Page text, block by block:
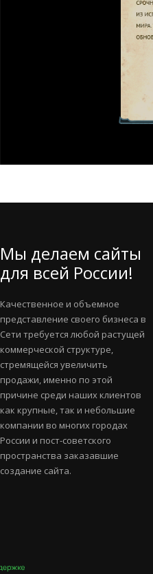
Мы делаем сайты
для всей России!
Качественное и объемное
представление своего бизнеса в
Сети требуется любой растущей
коммерческой структуре,
стремящейся увеличить
продажи, именно по этой
причине среди наших клиентов
как крупные, так и небольшие
компании во многих городах
России и пост-советского
пространства заказавшие
создание сайта.